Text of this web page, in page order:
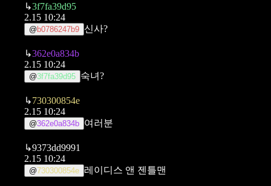
↳3f7fa39d95
2.15 10:24
@ b0786247b9 신사?
↳362e0a834b
2.15 10:24
@3f7fa39d95 숙녀?
↳730300854e
2.15 10:24
@362e0a834b 여러분
↳9373dd9991
2.15 10:24
@730300854e 레이디스 앤 젠틀맨